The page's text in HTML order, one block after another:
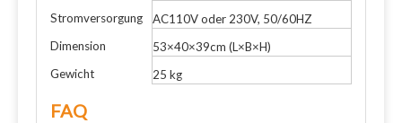
Stromversorgung
AC110V oder 230V, 50/60HZ
Dimension
53×40×39cm (L×B×H)
Gewicht
25 kg
FAQ